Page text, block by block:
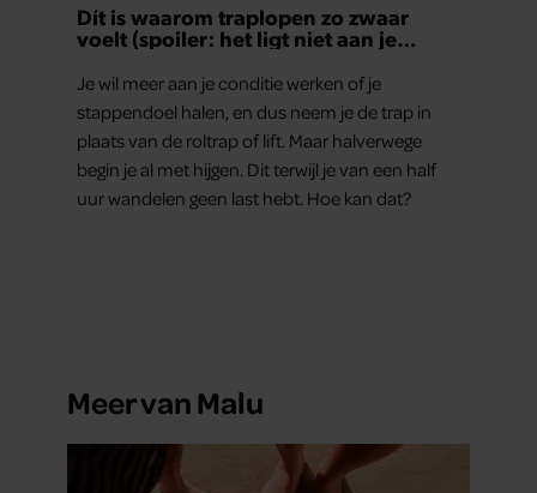
Dít is waarom traplopen zo zwaar
voelt (spoiler: het ligt niet aan je
Je wil meer aan je conditie werken of je
stappendoel halen, en dus neem je de trap in
plaats van de roltrap of lift. Maar halverwege
begin je al met hijgen. Dit terwijl je van een half
uur wandelen geen last hebt. Hoe kan dat?
Meer van Malu